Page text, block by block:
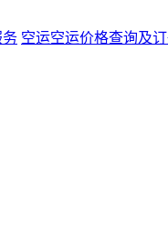
务 空运空运价格查询及